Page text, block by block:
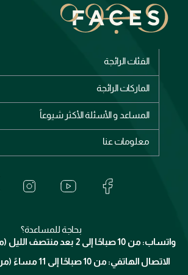
الفئات الرائجة
الأكثر مبيعاً
اشترِ بطاقة هدية
الماركات الرائجة
بربري
إيف سان لوران
المساعد و الأسئلة الأكثر شيوعاً
الإرجاع
معلومات عنا
خدمات المعارض
برنامج الولاء ميوز
الشروط و الأحكام
بحاجة للمساعدة؟
واتساب: من 10 صباحًا إلى 2 بعد منتصف الليل (من الإثنين إلى الأحد)
الاتصال الهاتفي: من 10 صباحًا إلى 11 مساءً (من الإثنين إلى الأحد)